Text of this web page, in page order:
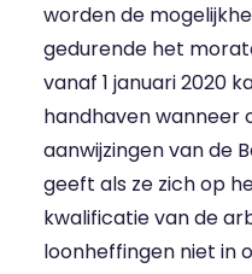
worden de
gedurende het
vanaf 1 januari 2020
handhaven wanneer
aanwijzingen van de
geeft als ze zich op
kwalificatie van de
loonheffingen niet in